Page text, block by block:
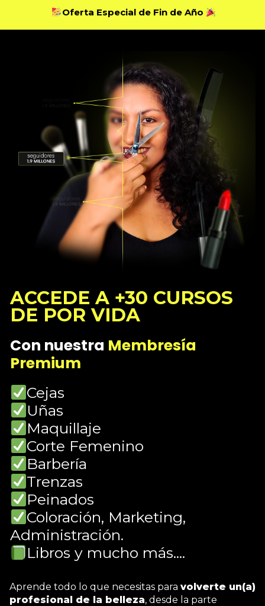
Oferta Especial de Fin de Año
ACCEDE A +30 CURSOS
DE POR VIDA
Con nuestra Membresía
Premium
Cejas
Uñas
Maquillaje
Corte Femenino
Barbería
Trenzas
Peinados
Coloración, Marketing,
Administración.
Libros y mucho más....
Aprende todo lo que necesitas para volverte un(a)
profesional de la belleza, desde la parte